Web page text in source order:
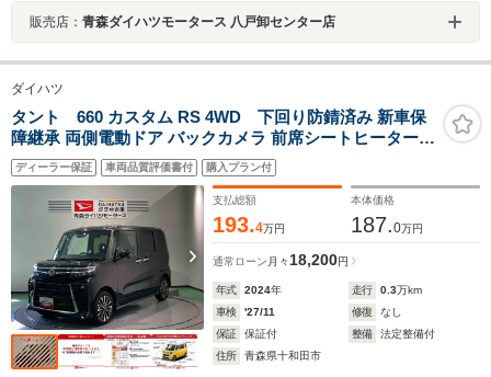
販売店： 青森ダイハツモータース 八戸卸センター店
ダイハツ
タント 660 カスタム RS 4WD 下回り防錆済み 新車保
障継承 両側電動ドア バックカメラ 前席シートヒーター
衝突被害軽減ブレーキ
ディーラー保証 車両品質評価書付 購入プラン付
支払総額
193.4万円
本体価格
187.0万円
通常ローン 月々 18,200円
年式 2024年 走行 0.3万km
車検
'27/11 修復
なし
保証
保証付 整備
法定整備付
住所
青森県十和田市